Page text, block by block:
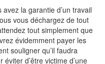
la garantie d’un travail
vous déchargez de tout
tout simplement que
évidemment payer les
souligner qu’il faudra
d’être victime d’une